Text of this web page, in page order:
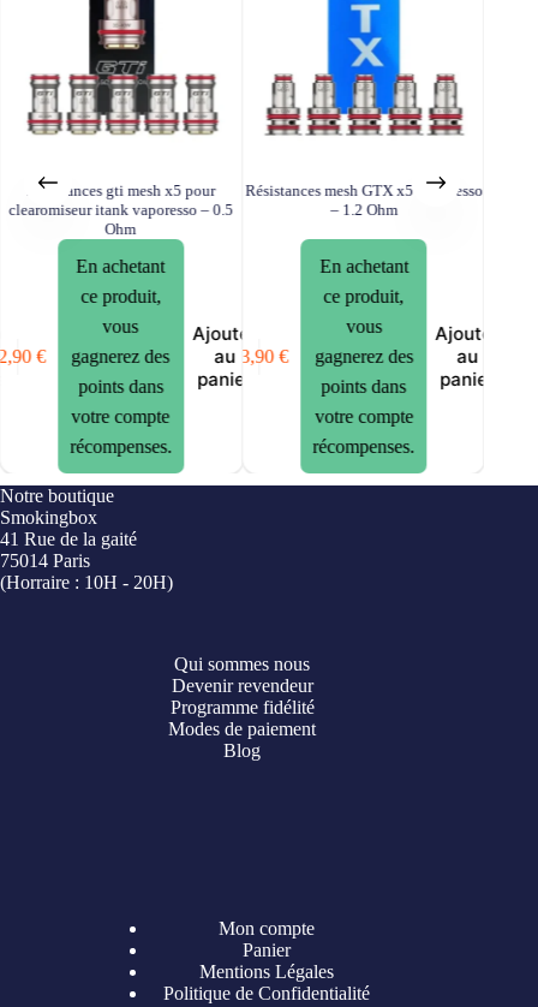
Résistances gti mesh x5 pour
clearomiseur itank vaporesso – 0.5
Ohm
€
En achetant
ce produit,
vous
gagnerez des
points dans
votre compte
récompenses.
Ajouter
au
panier
Résistances mesh GTX x5 Vaporesso
– 1.2 Ohm
13,90€
En achetant
ce produit,
vous
gagnerez des
points dans
votre compte
récompenses.
Ajouter
au
panier
13,90
Notre boutique
Smokingbox
41 Rue de la gaité
75014 Paris
(Horraire : 10H - 20H)
Qui sommes nous
Devenir revendeur
Programme fidélité
Modes de paiement
Blog
Mon compte
Panier
Mentions Légales
Politique de Confidentialité